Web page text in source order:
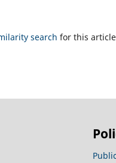
search for this